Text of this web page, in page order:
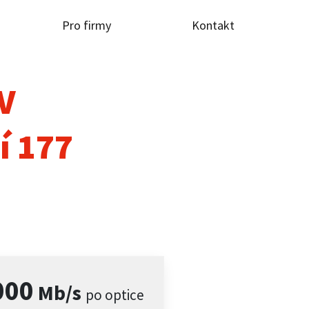
Pro firmy Kontakt
177
Mb/s po optice